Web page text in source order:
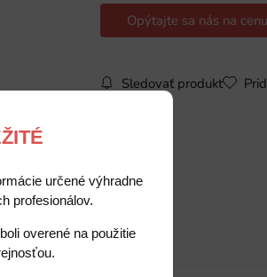
určené výhradne
profesionálov.
overené na použitie
Opýtajte sa nás na cenu
Sledovať produkt
poradiť?